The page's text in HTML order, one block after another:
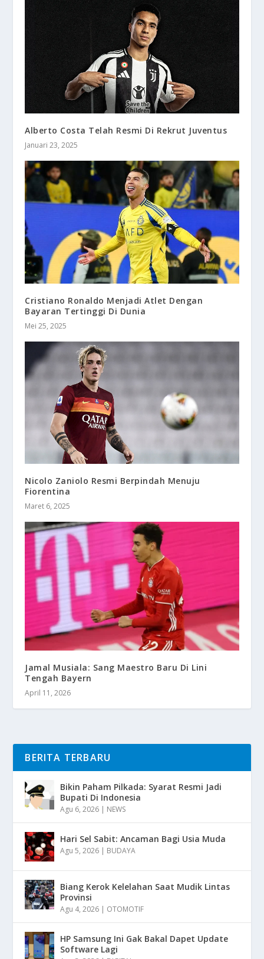
Alberto Costa Telah Resmi Di Rekrut Juventus
Januari 23, 2025
Cristiano Ronaldo Menjadi Atlet Dengan
Bayaran Tertinggi Di Dunia
Mei 25, 2025
Nicolo Zaniolo Resmi Berpindah Menuju
Fiorentina
Maret 6, 2025
Jamal Musiala: Sang Maestro Baru Di Lini
Tengah Bayern
April 11, 2026
BERITA TERBARU
Bikin Paham Pilkada: Syarat Resmi Jadi
Bupati Di Indonesia
Agu 6, 2026 | NEWS
Hari Sel Sabit: Ancaman Bagi Usia Muda
Agu 5, 2026 | BUDAYA
Biang Kerok Kelelahan Saat Mudik Lintas
Provinsi
Agu 4, 2026 | OTOMOTIF
HP Samsung Ini Gak Bakal Dapet Update
Software Lagi